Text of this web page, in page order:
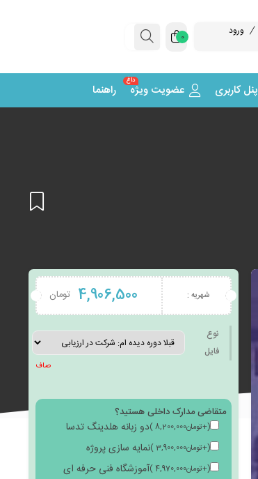
ورود 0
پنل کاربری عضویت ویژه
داغ
راهنما
به
شهریه : 4,906,500 تومان
نوع
فایل
صاف
متقاضی مدارک داخلی هستید؟
دو زبانه هلدینگ تدسا (
+
8,200,000تومان )
نمایه سازی پروژه (
+
3,900,000تومان )
آموزشگاه فنی حرفه ای (
+
4,970,000تومان )